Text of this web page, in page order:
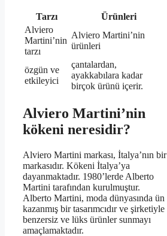
Tarzı
Ürünleri
Alviero
Martini’nin
tarzı
Alviero Martini’nin
ürünleri
özgün ve
etkileyici
çantalardan,
ayakkabılara kadar
birçok ürünü içerir.
Alviero Martini’nin
kökeni neresidir?
Alviero Martini markası, İtalya’nın bir
markasıdır. Kökeni İtalya’ya
dayanmaktadır. 1980’lerde Alberto
Martini tarafından kurulmuştur.
Alberto Martini, moda dünyasında ün
kazanmış bir tasarımcıdır ve şirketiyle
benzersiz ve lüks ürünler sunmayı
amaçlamaktadır.